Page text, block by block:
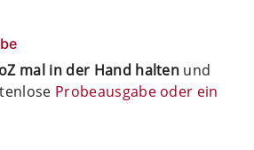
mal in der Hand halten und
Probeausgabe oder ein